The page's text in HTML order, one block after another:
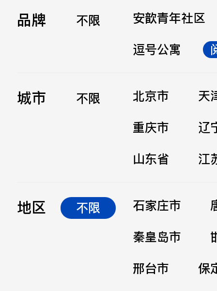
品牌 不限
安歆青年社区
逗号公寓
城市 不限 北京市
天
重庆市
辽
山东省
江
地区 不限 石家庄市
秦皇岛市
邢台市
保
立即提交